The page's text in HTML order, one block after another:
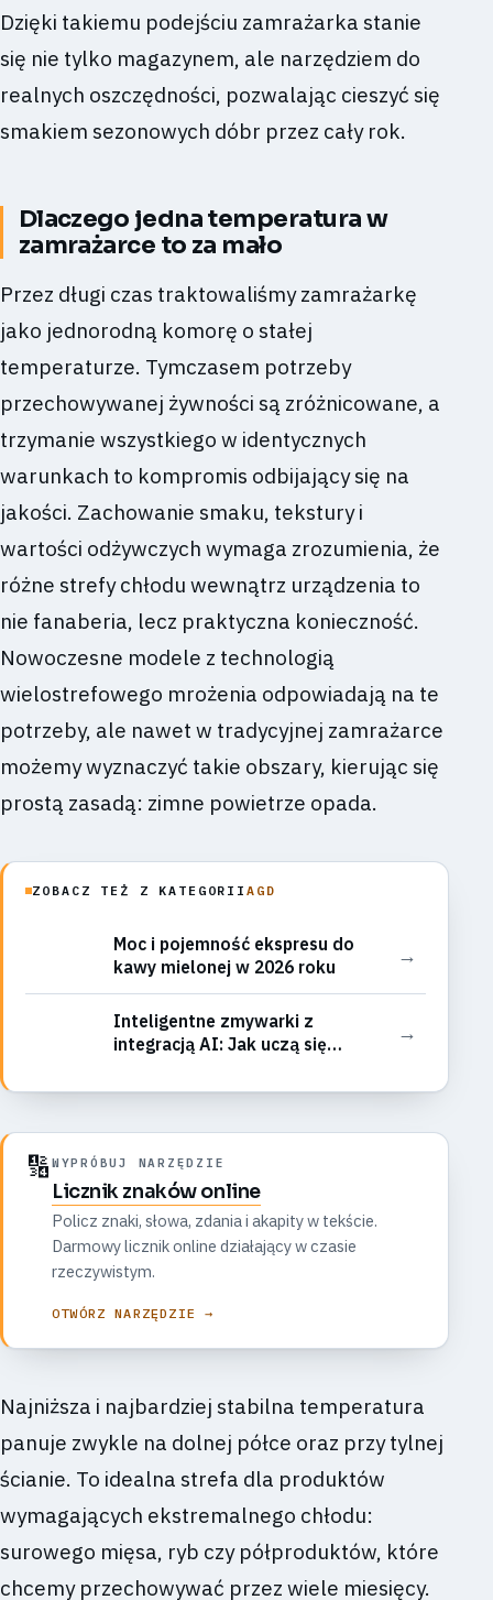
Dzięki takiemu podejściu zamrażarka stanie
się nie tylko magazynem, ale narzędziem do
realnych oszczędności, pozwalając cieszyć się
smakiem sezonowych dóbr przez cały rok.
Dlaczego jedna temperatura w
zamrażarce to za mało
Przez długi czas traktowaliśmy zamrażarkę
jako jednorodną komorę o stałej
temperaturze. Tymczasem potrzeby
przechowywanej żywności są zróżnicowane, a
trzymanie wszystkiego w identycznych
warunkach to kompromis odbijający się na
jakości. Zachowanie smaku, tekstury i
wartości odżywczych wymaga zrozumienia, że
różne strefy chłodu wewnątrz urządzenia to
nie fanaberia, lecz praktyczna konieczność.
Nowoczesne modele z technologią
wielostrefowego mrożenia odpowiadają na te
potrzeby, ale nawet w tradycyjnej zamrażarce
możemy wyznaczyć takie obszary, kierując się
prostą zasadą: zimne powietrze opada.
ZOBACZ TEŻ Z KATEGORII AGD
Moc i pojemność ekspresu do
kawy mielonej w 2026 roku
→
Inteligentne zmywarki z
integracją AI: Jak uczą się
mycia? Przegląd funkcji i realnych
→
🔢 WYPRÓBUJ NARZĘDZIE
Licznik znaków online
Policz znaki, słowa, zdania i akapity w tekście.
Darmowy licznik online działający w czasie
rzeczywistym.
OTWÓRZ NARZĘDZIE →
Najniższa i najbardziej stabilna temperatura
panuje zwykle na dolnej półce oraz przy tylnej
ścianie. To idealna strefa dla produktów
wymagających ekstremalnego chłodu:
surowego mięsa, ryb czy półproduktów, które
chcemy przechowywać przez wiele miesięcy.